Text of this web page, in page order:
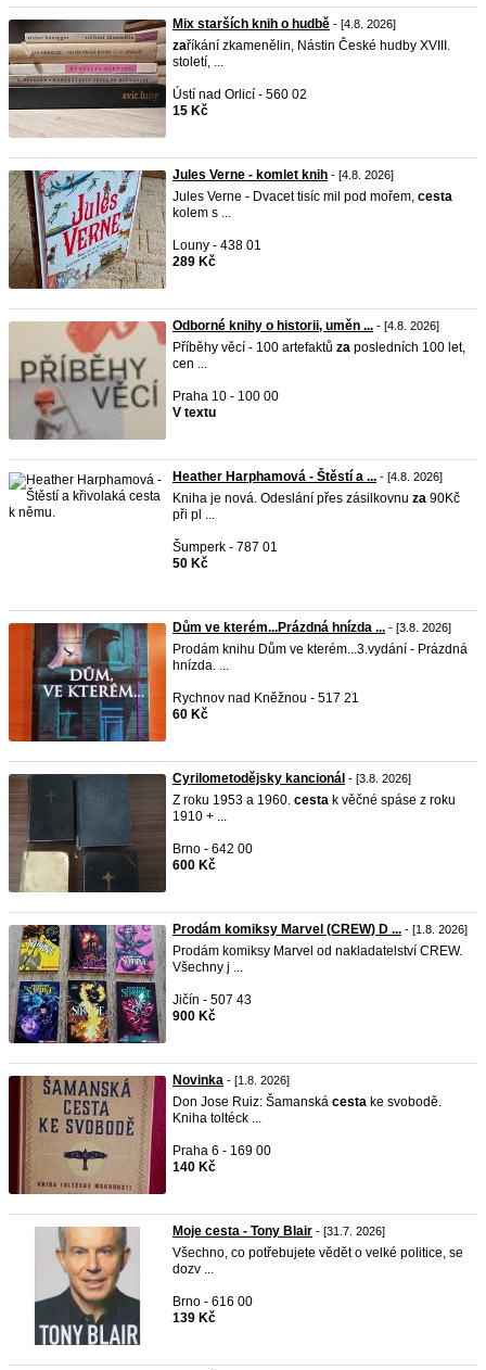
Mix starších knih o hudbě - [4.8. 2026]
zaříkání zkamenělin, Nástin České hudby XVIII.
století, ...
Ústí nad Orlicí - 560 02
15 Kč
Jules Verne - komlet knih - [4.8. 2026]
Jules Verne - Dvacet tisíc mil pod mořem, cesta
kolem s ...
Louny - 438 01
289 Kč
Odborné knihy o historii, uměn ... - [4.8. 2026]
Příběhy věcí - 100 artefaktů za posledních 100 let,
cen ...
Praha 10 - 100 00
V textu
Heather Harphamová - Štěstí a ... - [4.8. 2026]
Kniha je nová. Odeslání přes zásilkovnu za 90Kč
při pl ...
Šumperk - 787 01
50 Kč
Dům ve kterém...Prázdná hnízda ... - [3.8. 2026]
Prodám knihu Dům ve kterém...3.vydání - Prázdná
hnízda. ...
Rychnov nad Kněžnou - 517 21
60 Kč
Cyrilometodějsky kancionál - [3.8. 2026]
Z roku 1953 a 1960. cesta k věčné spáse z roku
1910 + ...
Brno - 642 00
600 Kč
Prodám komiksy Marvel (CREW) D ... - [1.8. 2026]
Prodám komiksy Marvel od nakladatelství CREW.
Všechny j ...
Jičín - 507 43
900 Kč
Novinka - [1.8. 2026]
Don Jose Ruiz: Šamanská cesta ke svobodě.
Kniha toltéck ...
Praha 6 - 169 00
140 Kč
Moje cesta - Tony Blair - [31.7. 2026]
Všechno, co potřebujete vědět o velké politice, se
dozv ...
Brno - 616 00
139 Kč